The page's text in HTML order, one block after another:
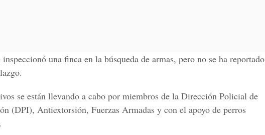
inspeccionó una finca en la búsqueda de armas, pero no se ha reportado
se están llevando a cabo por miembros de la Dirección Policial de
(DPI), Antiextorsión, Fuerzas Armadas y con el apoyo de perros